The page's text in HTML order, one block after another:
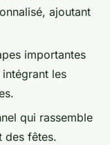
ajoutant
importantes
les
qui rassemble
des fêtes.